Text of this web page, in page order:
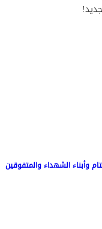
وأبناء الشهداء والمتفوقين